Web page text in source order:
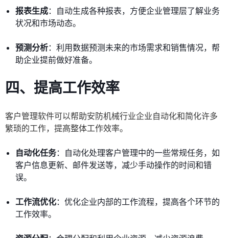
报表生成：自动生成各种报表，方便企业管理层了解业务
状况和市场动态。
预测分析：利用数据预测未来的市场需求和销售情况，帮
助企业提前做好准备。
四、提高工作效率
客户管理软件可以帮助安防机械行业企业自动化和简化许多
繁琐的工作，提高整体工作效率。
自动化任务：自动化处理客户管理中的一些常规任务，如
客户信息更新、邮件发送等，减少手动操作的时间和错
误。
工作流优化：优化企业内部的工作流程，提高各个环节的
工作效率。